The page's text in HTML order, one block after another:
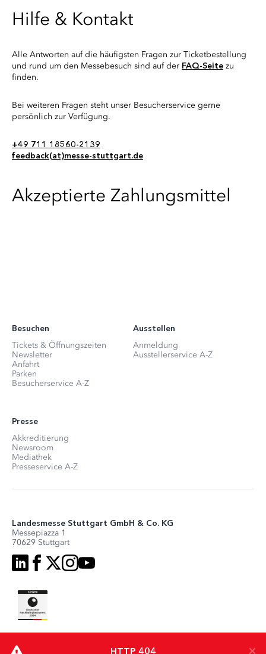
Hilfe & Kontakt
Alle Antworten auf die häufigsten Fragen zur Ticketbestellung
und rund um den Messebesuch sind auf der FAQ-Seite zu
finden.
Bei weiteren Fragen steht unser Besucherservice gerne
persönlich zur Verfügung.
+49 711 18560-2139
feedback(at)messe-stuttgart.de
Akzeptierte Zahlungsmittel
Besuchen
Tickets & Öffnungszeiten
Newsletter
Anfahrt
Parken
Besucherservice A-Z
Ausstellen
Anmeldung
Ausstellerservice A-Z
Presse
Akkreditierung
Newsroom
Mediathek
Presseservice A-Z
Landesmesse Stuttgart GmbH & Co. KG
Messepiazza 1
70629 Stuttgart
HTTP 404
HTTP 404